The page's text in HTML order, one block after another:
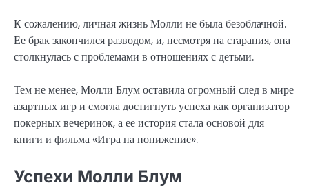
К сожалению, личная жизнь Молли не была безоблачной.
Ее брак закончился разводом, и, несмотря на старания, она
столкнулась с проблемами в отношениях с детьми.
Тем не менее, Молли Блум оставила огромный след в мире
азартных игр и смогла достигнуть успеха как организатор
покерных вечеринок, а ее история стала основой для
книги и фильма «Игра на понижение».
Успехи Молли Блум